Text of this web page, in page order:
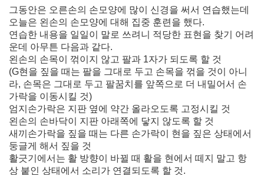
그동안은 오른손의 손모양에 많이 신경을 써서 연습했는데
오늘은 왼손의 손모양에 대해 집중 훈련을 했다.
연습한 내용을 일일이 말로 쓰려니 적당한 표현을 찾기 어려
운데 아무튼 다음과 같다.
왼손의 손목이 꺾이지 않고 팔과 1자가 되도록 할 것
(G현을 짚을 때는 팔을 그대로 두고 손목을 꺾을 것이 아니
라, 손목은 그대로 두고 팔꿈치를 앞쪽으로 더 내밀어서 손
가락을 이동시킬 것)
엄지손가락은 지판 옆에 약간 올라오도록 고정시킬 것
왼손의 손바닥이 지판 아래쪽에 닿지 않도록 할 것
새끼손가락을 짚을 때는 다른 손가락이 현을 짚은 상태에서
둥글게 해서 짚을 것
활긋기에서는 활 방향이 바뀔 때 활을 현에서 떼지 말고 항
상 붙인 상태에서 소리가 연결되도록 할 것.